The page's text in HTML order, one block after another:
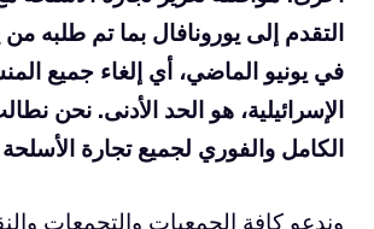
التقدم إلى يورونافال بما تم طلبه
في يونيو الماضي، أي إلغاء جميع
الإسرائيلية، هو الحد الأدنى. نحن
الكامل والفوري لجميع تجارة
وندعو كافة الجمعيات والتجمعات